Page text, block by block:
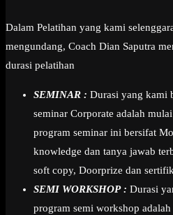
Dalam Pelatihan yang kami
mengundang, Coach Dian Saputra
durasi pelatihan
SEMINAR : Durasi yang kami
seminar Corporate adalah
program seminar ini bersifat
knowledge dan tanya jawab
soft copy, Doorprize dan
SEMI WORKSHOP : Durasi
program semi workshop